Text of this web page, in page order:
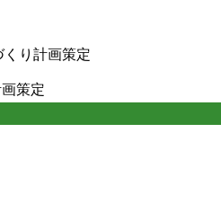
り計画策定
策定